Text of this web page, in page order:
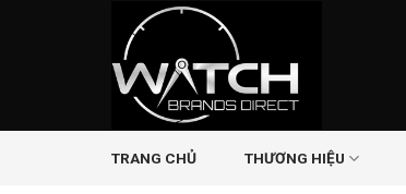
TRANG CHỦ THƯƠNG HIỆU